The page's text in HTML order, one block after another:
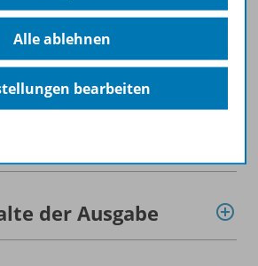
der Ausgabe
Alle ablehnen
bearbeiten